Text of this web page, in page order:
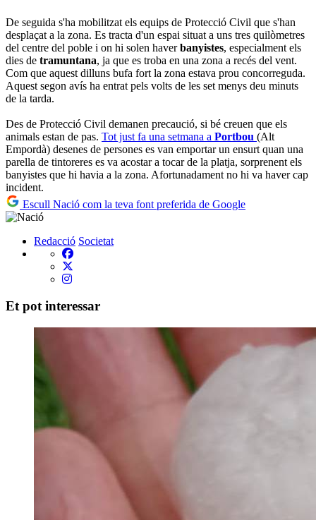
De seguida s'ha mobilitzat els equips de Protecció Civil que s'han
desplaçat a la zona. Es tracta d'un espai situat a uns tres quilòmetres
del centre del poble i on hi solen haverbanyistes, especialment els
dies de tramuntana, ja que es troba en una zona a recés del vent.
Com que aquest dilluns bufa fort la zona estava prou concorreguda.
Aquest segon avís ha entrat pels volts de les set menys deu minuts
de la tarda.
Des de Protecció Civil demanen precaució, si bé creuen que els
animals estan de pas. Tot just fa una setmana a Portbou (Alt
Empordà) desenes de persones es van emportar un ensurt quan una
parella de tintoreres es va acostar a tocar de la platja, sorprenent els
banyistes que hi havia a la zona. Afortunadament no hi va haver cap
incident.
Escull Nació com la teva font preferida de Google
Redacció Societat
Et pot interessar